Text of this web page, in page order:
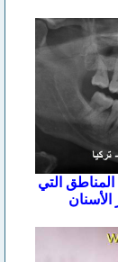
التي